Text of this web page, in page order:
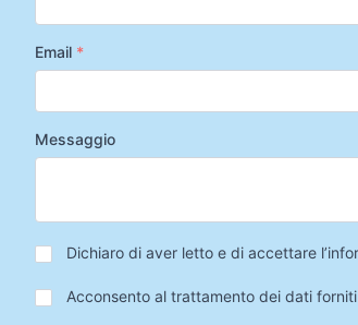
Email *
Messaggio
Privacy*
Dichiaro di aver letto e di accettare
Trattamento
Dati
Acconsento al trattamento dei dati